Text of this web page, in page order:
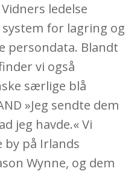
ledelse
for lagring og
persondata. Blandt
vi også
særlige blå
»Jeg sendte dem
jeg havde.« Vi
by på Irlands
Wynne, og dem